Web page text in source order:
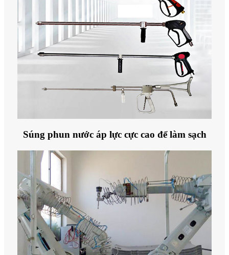
Súng phun nước áp lực cực cao để làm sạch